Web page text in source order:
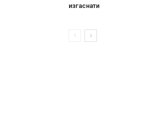
изгаснати